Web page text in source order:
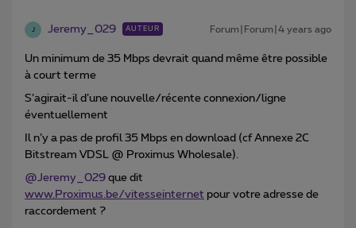
Jeremy_029 AUTEUR Forum|Forum|4 years ago
Un minimum de 35 Mbps devrait quand même être possible
à court terme
S’agirait-il d’une nouvelle/récente connexion/ligne
éventuellement
Il n’y a pas de profil 35 Mbps en download (cf Annexe 2C
Bitstream VDSL @ Proximus Wholesale).
@Jeremy_029 que dit
www.Proximus.be/vitesseinternet pour votre adresse de
raccordement ?